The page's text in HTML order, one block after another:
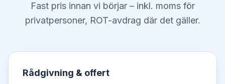
Fast pris innan vi börjar – inkl. moms för
privatpersoner, ROT-avdrag där det gäller.
Rådgivning & offert